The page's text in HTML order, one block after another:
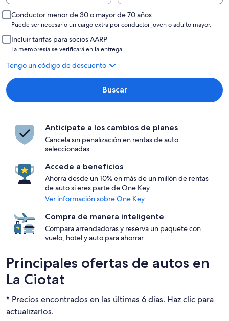
Conductor menor de 30 o mayor de 70 años
Puede ser necesario un cargo extra por conductor joven o adulto mayor.
Incluir tarifas para socios AARP
La membresía se verificará en la entrega.
Tengo un código de descuento
Buscar
Anticípate a los cambios de planes
Cancela sin penalización en rentas de auto
seleccionadas.
Accede a beneficios
Ahorra desde un 10% en más de un millón de rentas
de auto si eres parte de One Key.
Ver información sobre One Key
Compra de manera inteligente
Compara arrendadoras y reserva un paquete con
vuelo, hotel y auto para ahorrar.
Principales ofertas de autos en
La Ciotat
* Precios encontrados en las últimas 6 días. Haz clic para
actualizarlos.